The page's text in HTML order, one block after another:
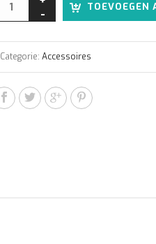
TOEVOEGEN
Categorie: Accessoires